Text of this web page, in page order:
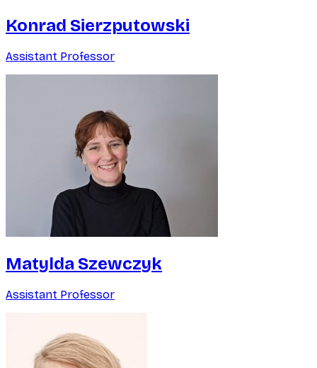
Konrad Sierzputowski
Assistant Professor
Matylda Szewczyk
Assistant Professor